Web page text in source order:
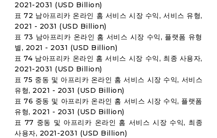
2021-2031 (USD Billion)
표 72 남아프리카 온라인 홈 서비스 시장 수익, 서비스 유형,
2021 - 2031 (USD Billion)
표 73 남아프리카 온라인 홈 서비스 시장 수익, 플랫폼 유형
별, 2021 - 2031 (USD Billion)
표 74 남아프리카 온라인 홈 서비스 시장 수익, 최종 사용자,
2021-2031 (USD Billion)
표 75 중동 및 아프리카 온라인 홈 서비스 시장 수익, 서비스
유형, 2021 - 2031 (USD Billion)
표 76 중동 및 아프리카 온라인 홈 서비스 시장 수익, 플랫폼
유형, 2021 - 2031 (USD Billion)
표 77 중동 및 아프리카 온라인 홈 서비스 시장 수익, 최종
사용자, 2021-2031 (USD Billion)